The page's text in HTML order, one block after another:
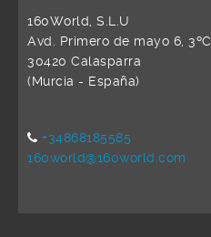
160World, S.L.U
Avd. Primero de mayo 6, 3ºC
30420 Calasparra
(Murcia - España)
+34868185585
160world@160world.com